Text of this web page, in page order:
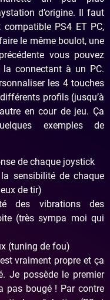
d’origine. Il faut
PS4 ET PC,
le même boulot, une
vous pouvez
la connectant à un PC.
les 4 touches
profils (jusqu’à
en cour de jeu. Ça
exemples de
de chaque joystick
sensibilité de chaque
de tir)
des vibrations des
(très sympa moi qui
(tuning de fou)
vraiment propre et ça
Je possède le premier
pas bougé ! Par contre